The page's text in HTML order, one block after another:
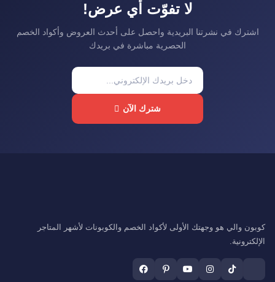
لا تفوّت أي عرض!
اشترك في نشرتنا البريدية واحصل على أحدث العروض وأكواد الخصم
الحصرية مباشرة في بريدك
شترك الآن
كوبون والي هو وجهتك الأولى لأكواد الخصم والكوبونات لأشهر المتاجر
الإلكترونية.